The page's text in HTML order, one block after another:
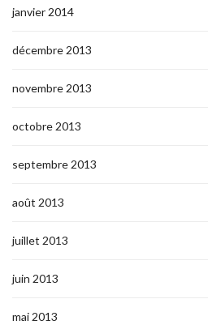
janvier 2014
décembre 2013
novembre 2013
octobre 2013
septembre 2013
août 2013
juillet 2013
juin 2013
mai 2013